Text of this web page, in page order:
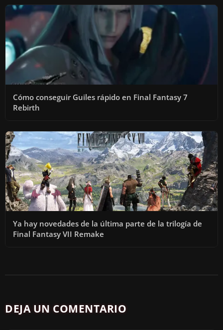
Cómo conseguir Guiles rápido en Final Fantasy 7
Rebirth
Ya hay novedades de la última parte de la trilogía de
Final Fantasy VII Remake
DEJA UN COMENTARIO